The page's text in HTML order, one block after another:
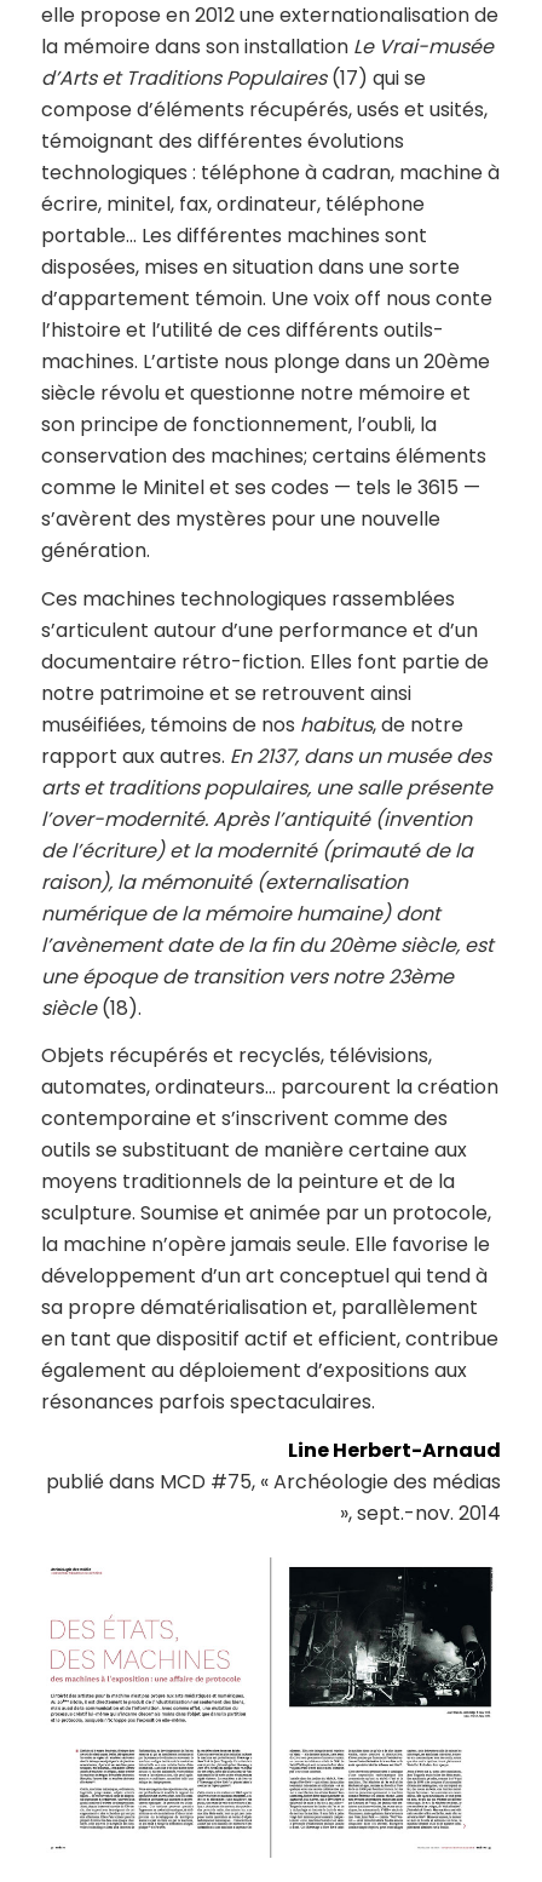
elle propose en 2012 une externationalisation de
la mémoire dans son installation Le Vrai-musée
d’Arts et Traditions Populaires(17) qui se
compose d’éléments récupérés, usés et usités,
témoignant des différentes évolutions
technologiques : téléphone à cadran, machine à
écrire, minitel, fax, ordinateur, téléphone
portable… Les différentes machines sont
disposées, mises en situation dans une sorte
d’appartement témoin. Une voix off nous conte
l’histoire et l’utilité de ces différents outils-
machines. L’artiste nous plonge dans un 20ème
siècle révolu et questionne notre mémoire et
son principe de fonctionnement, l’oubli, la
conservation des machines; certains éléments
comme le Minitel et ses codes — tels le 3615 —
s’avèrent des mystères pour une nouvelle
génération.
Ces machines technologiques rassemblées
s’articulent autour d’une performance et d’un
documentaire rétro-fiction. Elles font partie de
notre patrimoine et se retrouvent ainsi
muséifiées, témoins de nos habitus, de notre
rapport aux autres. En 2137, dans un musée des
arts et traditions populaires, une salle présente
l’over-modernité. Après l’antiquité (invention
de l’écriture) et la modernité (primauté de la
raison), la mémonuité (externalisation
numérique de la mémoire humaine) dont
l’avènement date de la fin du 20ème siècle, est
une époque de transition vers notre 23ème
siècle(18).
Objets récupérés et recyclés, télévisions,
automates, ordinateurs… parcourent la création
contemporaine et s’inscrivent comme des
outils se substituant de manière certaine aux
moyens traditionnels de la peinture et de la
sculpture. Soumise et animée par un protocole,
la machine n’opère jamais seule. Elle favorise le
développement d’un art conceptuel qui tend à
sa propre dématérialisation et, parallèlement
en tant que dispositif actif et efficient, contribue
également au déploiement d’expositions aux
résonances parfois spectaculaires.
Line Herbert-Arnaud
publié dans MCD #75, « Archéologie des médias
», sept.-nov. 2014